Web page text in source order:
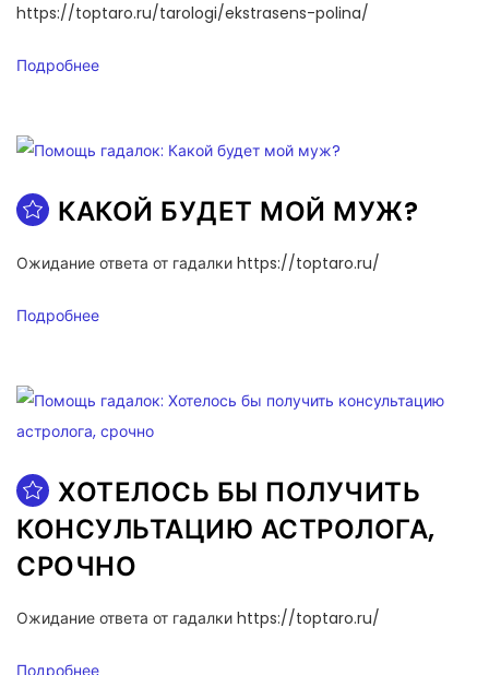
https://toptaro.ru/tarologi/ekstrasens-polina/
Подробнее
КАКОЙ БУДЕТ МОЙ МУЖ?
Ожидание ответа от гадалки https://toptaro.ru/
Подробнее
ХОТЕЛОСЬ БЫ ПОЛУЧИТЬ
КОНСУЛЬТАЦИЮ АСТРОЛОГА,
СРОЧНО
Ожидание ответа от гадалки https://toptaro.ru/
Подробнее